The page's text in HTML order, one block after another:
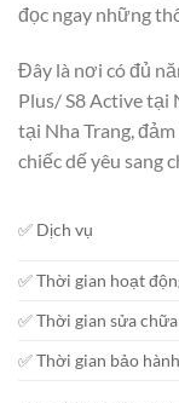
đọc ngay những
Đây là nơi có đủ
Plus/ S8 Active tại
tại Nha Trang,
chiếc dế yêu sang
✅ Dịch vụ
✅ Thời gian hoạt
✅ Thời gian sửa chữa
✅ Thời gian bảo hành